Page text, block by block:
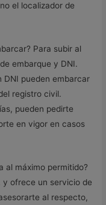
el localizador de
Para subir al
embarque y DNI.
DNI pueden embarcar
registro civil.
pueden pedirte
en vigor en casos
al máximo permitido?
y ofrece un servicio de
al respecto,